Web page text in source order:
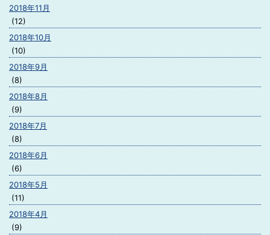
2018年11月
(12)
2018年10月
(10)
2018年9月
(8)
2018年8月
(9)
2018年7月
(8)
2018年6月
(6)
2018年5月
(11)
2018年4月
(9)